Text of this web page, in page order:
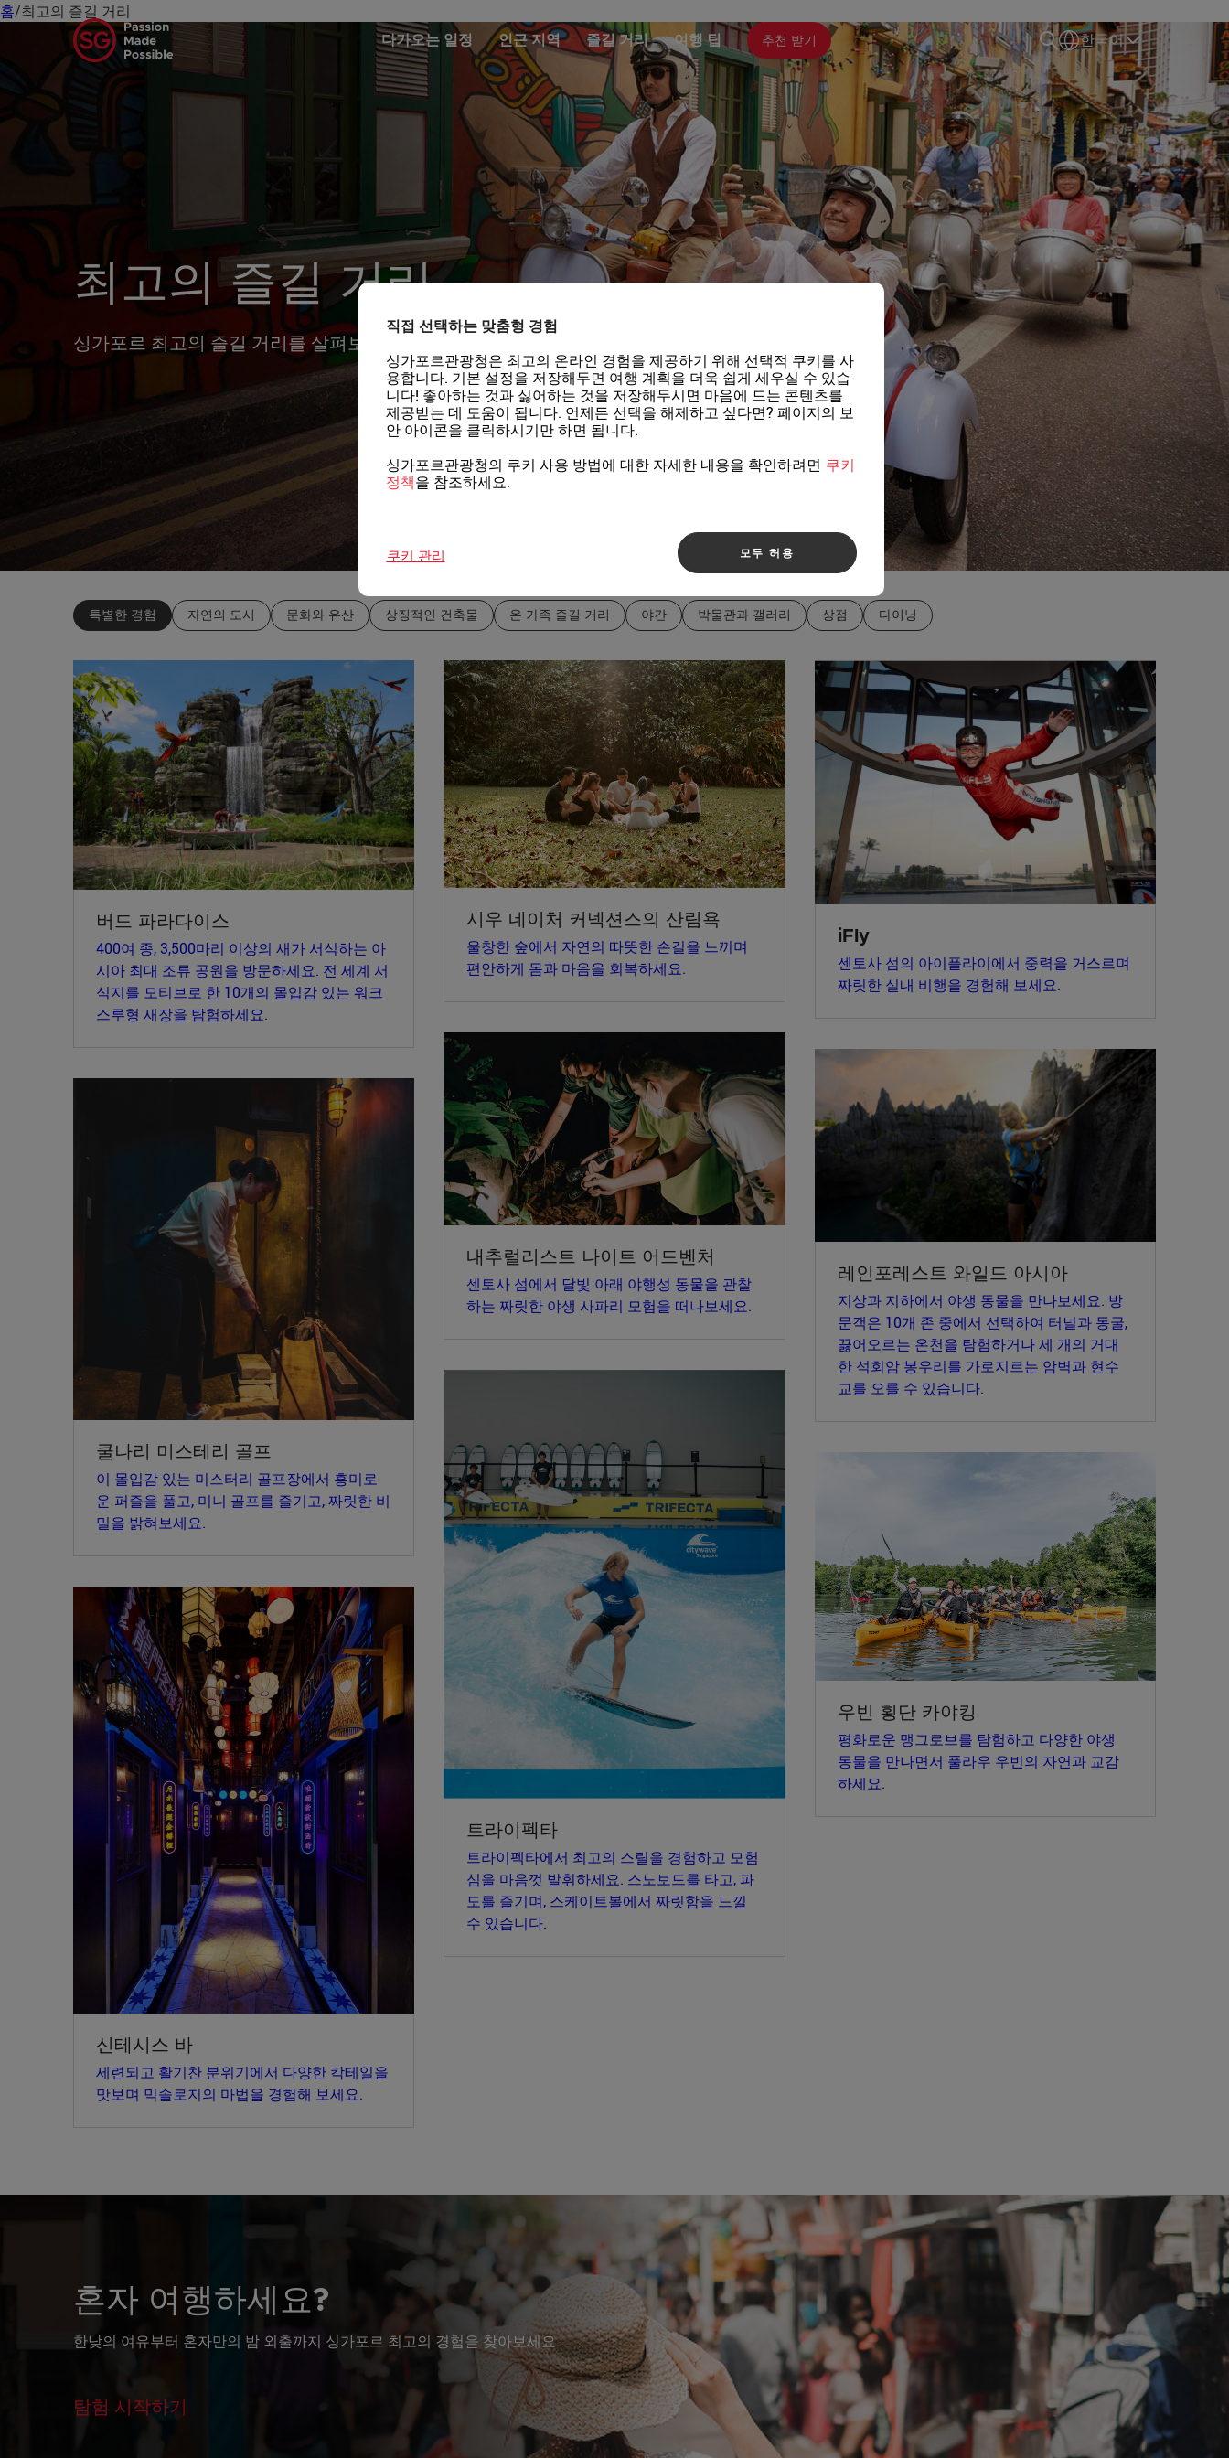
다가오는 일정 인근 지역 즐길 거리 여행 팁 추천 받기 한국어
홈/최고의 즐길 거리
최고의 즐길 거리
싱가포르 최고의 즐길 거리를 살펴보세요.
특별한 경험 자연의 도시 문화와 유산 상징적인 건축물 온 가족 즐길 거리 야간 박물관과 갤러리 상점 다이닝
버드 파라다이스
400여 종, 3,500마리 이상의 새가 서식하는 아
시아 최대 조류 공원을 방문하세요. 전 세계 서
식지를 모티브로 한 10개의 몰입감 있는 워크
스루형 새장을 탐험하세요.
쿨나리 미스테리 골프
이 몰입감 있는 미스터리 골프장에서 흥미로
운 퍼즐을 풀고, 미니 골프를 즐기고, 짜릿한 비
밀을 밝혀보세요.
신테시스 바
세련되고 활기찬 분위기에서 다양한 칵테일을
맛보며 믹솔로지의 마법을 경험해 보세요.
시우 네이처 커넥션스의 산림욕
울창한 숲에서 자연의 따뜻한 손길을 느끼며
편안하게 몸과 마음을 회복하세요.
내추럴리스트 나이트 어드벤처
센토사 섬에서 달빛 아래 야행성 동물을 관찰
하는 짜릿한 야생 사파리 모험을 떠나보세요.
트라이펙타
트라이펙타에서 최고의 스릴을 경험하고 모험
심을 마음껏 발휘하세요. 스노보드를 타고, 파
도를 즐기며, 스케이트볼에서 짜릿함을 느낄
수 있습니다.
iFly
센토사 섬의 아이플라이에서 중력을 거스르며
짜릿한 실내 비행을 경험해 보세요.
레인포레스트 와일드 아시아
지상과 지하에서 야생 동물을 만나보세요. 방
문객은 10개 존 중에서 선택하여 터널과 동굴,
끓어오르는 온천을 탐험하거나 세 개의 거대
한 석회암 봉우리를 가로지르는 암벽과 현수
교를 오를 수 있습니다.
우빈 횡단 카야킹
평화로운 맹그로브를 탐험하고 다양한 야생
동물을 만나면서 풀라우 우빈의 자연과 교감
하세요.
혼자 여행하세요?
한낮의 여유부터 혼자만의 밤 외출까지 싱가포르 최고의 경험을 찾아보세요.
탐험 시작하기
직접 선택하는 맞춤형 경험
싱가포르관광청은 최고의 온라인 경험을 제공하기 위해 선택적 쿠키를 사
용합니다. 기본 설정을 저장해두면 여행 계획을 더욱 쉽게 세우실 수 있습
니다! 좋아하는 것과 싫어하는 것을 저장해두시면 마음에 드는 콘텐츠를
제공받는 데 도움이 됩니다. 언제든 선택을 해제하고 싶다면? 페이지의 보
안 아이콘을 클릭하시기만 하면 됩니다.
싱가포르관광청의 쿠키 사용 방법에 대한 자세한 내용을 확인하려면 쿠키
정책을 참조하세요.
모두 허용
쿠키 관리